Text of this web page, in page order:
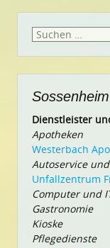
Suchen
Dienstleister
Apotheken
Westerbach
Autoservice
Unfallzentrum
Computer und
Gastronomie
Kioske
Pflegedienste